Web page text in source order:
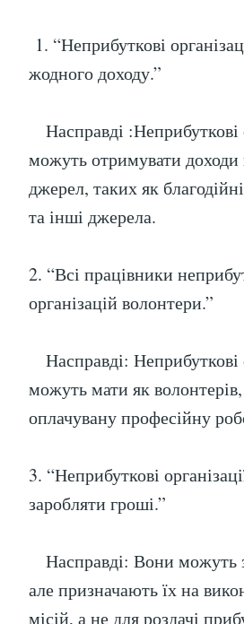
1. “Неприбуткові
жодного доходу.”
Насправді :Неприбуткові
можуть отримувати доходи
джерел, таких як
та інші джерела.
2. “Всі працівники
організацій волонтери.”
Насправді: Неприбуткові
можуть мати як волонтерів,
оплачувану професійну
3. “Неприбуткові
заробляти гроші.”
Насправді: Вони можуть
але призначають їх на
місій, а не для роздачі